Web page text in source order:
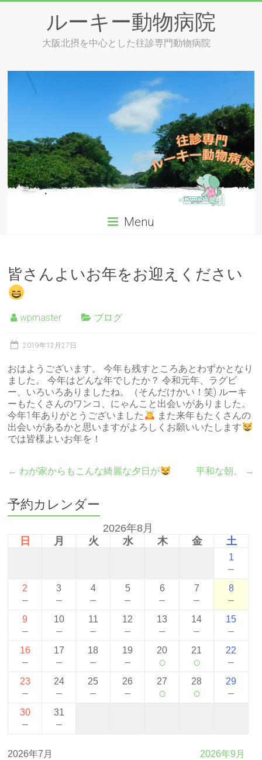
ルーキー動物病院
大阪北摂を中心とした往診専門動物病院
Menu
皆さんよいお年をお迎えください
wpmaster ブログ
2019年12月27日
おはようございます。 今年も残すところあとわずかとなり
ました。 今年はどんな年でしたか？ 令和元年、ラグビ
ー、いろいろありましたね。（そんだけかい！笑) ルーキ
ーもたくさんのワンコ、にゃんこと出会いがありました。
今年1年ありがとうございました
また来年もたくさんの
出会いがあるかと思いますがよろしくお願いいたします
では皆様よいお年を！
← わが家からもこんな綺麗な夕日が 平和な朝。 →
予約カレンダー
2026年8月
日
月 火 水 木 金 土
1
－
2
－
3
－
4
－
5
－
6
－
7
－
8
－
9
－
10
－
11
－
12
－
13
－
14
－
15
－
16
－
17
－
18
－
19
－
20
○
21
○
22
－
23
－
24
－
25
－
26
－
27
○
28
○
29
－
30
－
31
－
2026年7月 2026年9月